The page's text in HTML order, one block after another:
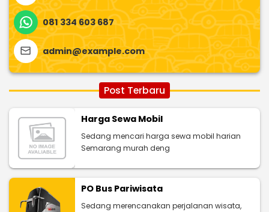
081 334 603 687
admin@example.com
Post Terbaru
Harga Sewa Mobil
Sedang mencari harga sewa mobil harian
Semarang murah deng
PO Bus Pariwisata
Sedang merencanakan perjalanan wisata,